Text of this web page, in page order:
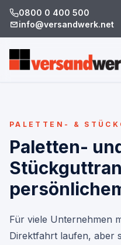
0800 0 400 500
info@versandwerk.net
PALETTEN- &
Paletten-
Für viele Unternehmen
Direktfahrt laufen, aber